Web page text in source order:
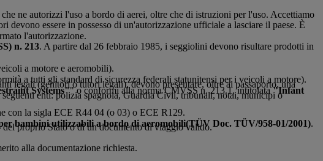
essere in possesso di un'autorizzazione ufficiale a lasciare il paese. È
l'autorizzazione.
legali (genitori o tutori legali), devono presentare, oltre al passaporto, una
enti: polizia spagnola, Guardia Civil, tribunali, notai, municipi o
del proprio Stato o di un documento di viaggio valido.
alla documentazione richiesta.
ne autorizzi l'uso a bordo di aerei, oltre che di istruzioni per l'uso. Accettiamo
n. 213. A partire dal 26 febbraio 1985, i seggiolini devono risultare prodotti in
a motore e aeromobili).
a tutti gli standard di sicurezza federali statunitensi per i veicoli a motore).
Systems"" o conformi alla norma CMVSS n. 213.1, intitolata"Infant
con la sigla ECE R44 04 (o 03) o ECE R129.
bambini utilizzabili a bordo di aeromobili(TÜV Doc. TÜV/958-01/2001).